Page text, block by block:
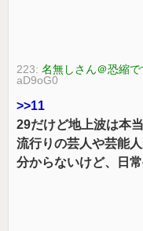
223:名無しさん＠恐縮で
aD9oG0
>>11
29だけど地上波は本
流行りの芸人や芸能
分からないけど、日